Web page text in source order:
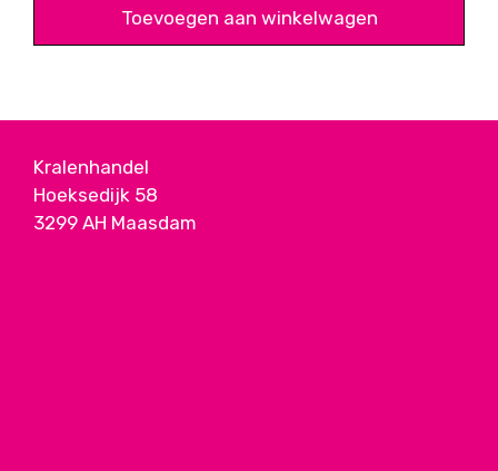
Toevoegen aan winkelwagen
Kralenhandel
Hoeksedijk 58
3299 AH Maasdam